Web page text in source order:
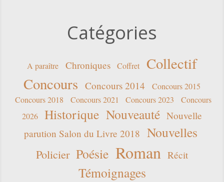
Catégories
A paraître Chroniques Coffret
Collectif
Concours Concours 2014
Concours 2015
Concours 2018
Concours 2021 Concours 2023
Concours
2026
Historique Nouveauté Nouvelle
parution Salon du Livre 2018 Nouvelles
Policier Poésie Roman Récit
Témoignages